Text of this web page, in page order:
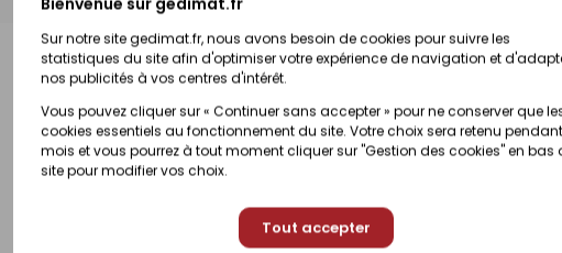
Sur notre site gedimat.fr, nous avons besoin de cookies pour suivre les
statistiques du site afin d'optimiser votre expérience de navigation et
nos publicités à vos centres d'intérêt.
Vous pouvez cliquer sur « Continuer sans accepter » pour ne conserver que
cookies essentiels au fonctionnement du site. Votre choix sera retenu pendant
mois et vous pourrez à tout moment cliquer sur "Gestion des cookies" en bas
site pour modifier vos choix.
Tout accepter